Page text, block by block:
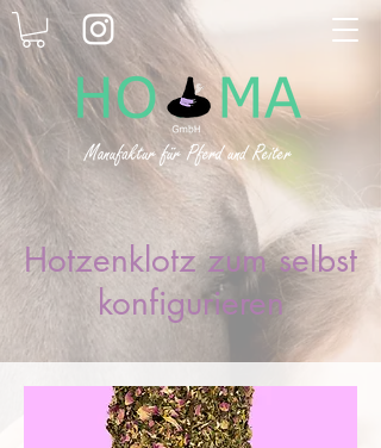
Hotzenklotz zum selbst
konfigurieren